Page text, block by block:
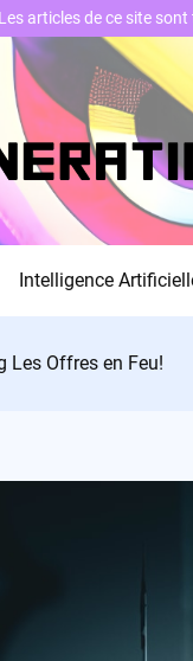
Intelligence
Les Offres en Feu!
Les articles de ce site